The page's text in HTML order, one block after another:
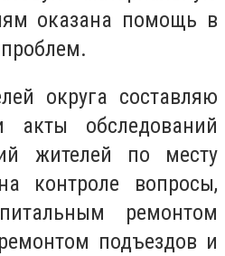
оказана помощь в
округа составляю
акты обследований
жителей по месту
контроле вопросы,
ремонтом
подъездов и